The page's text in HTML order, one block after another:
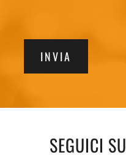
INVIA
SEGUICI SU